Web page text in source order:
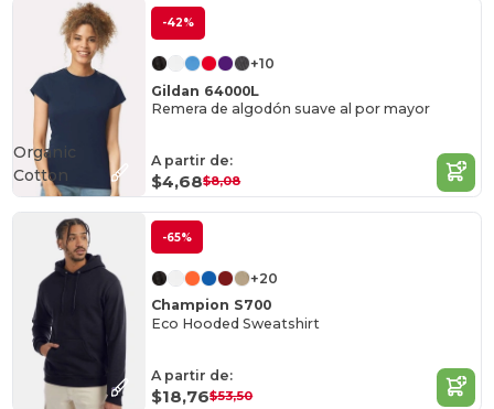
-42%
+10
Gildan 64000L
Remera de algodón suave al por mayor
A partir de:
$4,68$8,08
Organic
Cotton
-65%
+20
Champion S700
Eco Hooded Sweatshirt
A partir de:
$18,76$53,50